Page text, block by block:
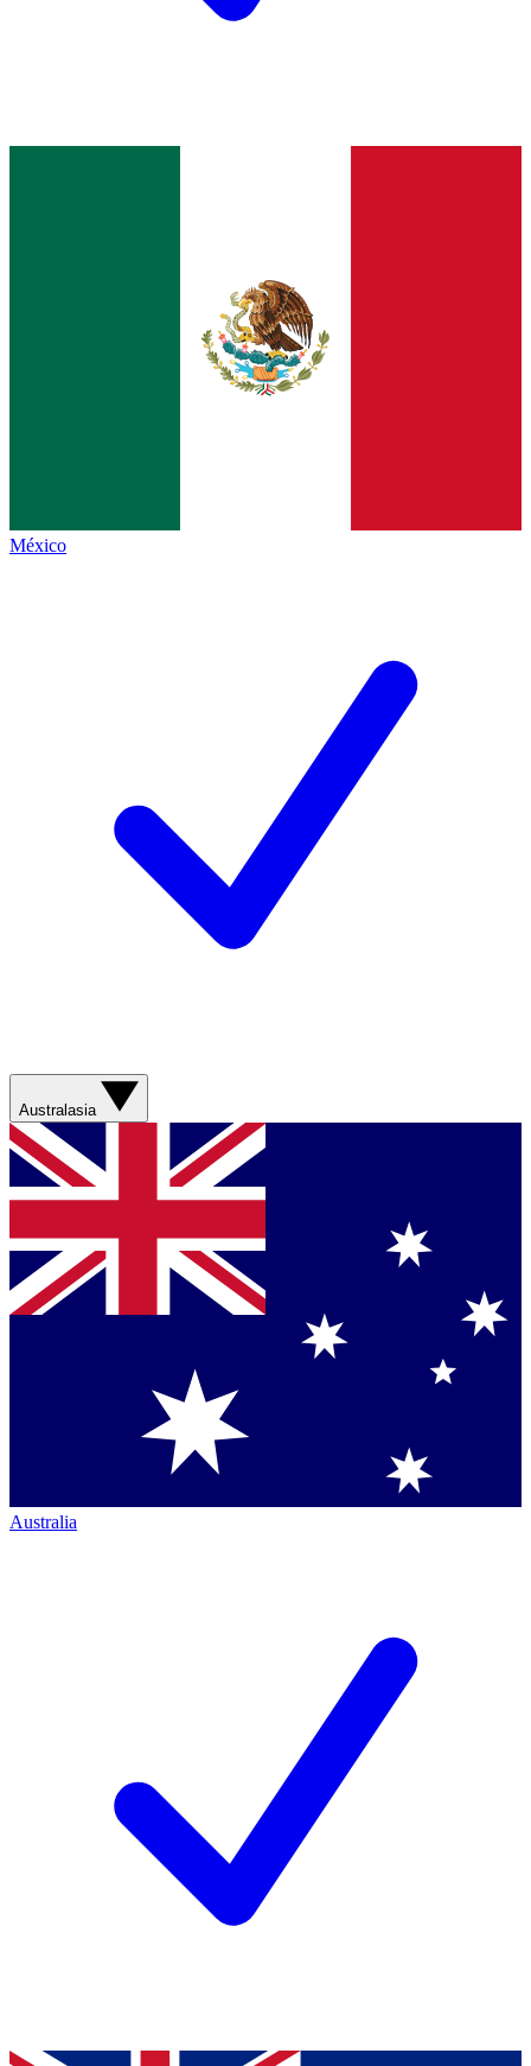
México
Australasia
Australia